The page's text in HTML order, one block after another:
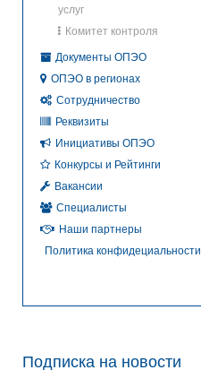
услуг
Комитет контроля
Документы ОПЭО
ОПЭО в регионах
Сотрудничество
Реквизиты
Инициативы ОПЭО
Конкурсы и Рейтинги
Вакансии
Специалисты
Наши партнеры
Политика конфидециальности
Подписка на новости